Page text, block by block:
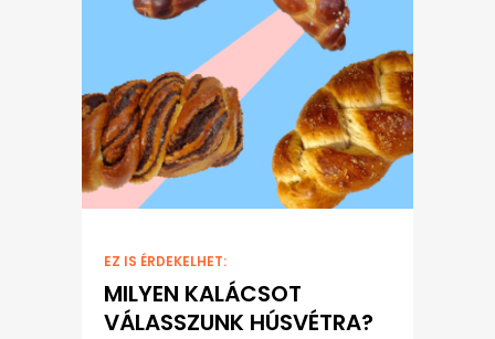
EZ IS ÉRDEKELHET:
MILYEN KALÁCSOT
VÁLASSZUNK HÚSVÉTRA?